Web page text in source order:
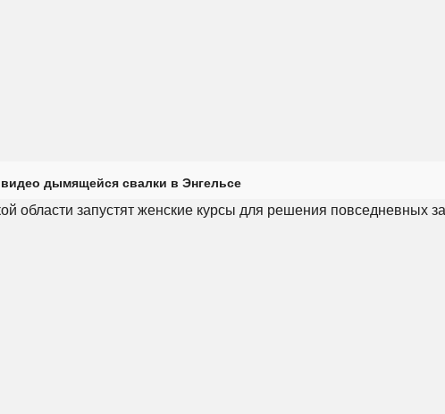
дымящейся свалки в Энгельсе